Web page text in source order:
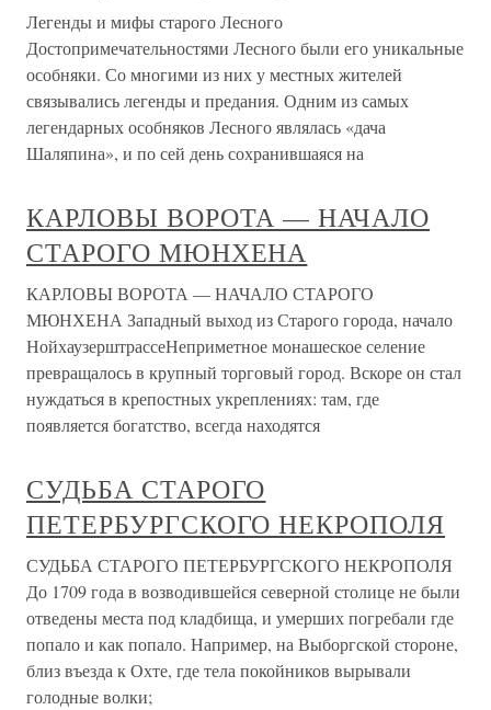
Легенды и мифы старого Лесного
Достопримечательностями Лесного были его уникальные
особняки. Со многими из них у местных жителей
связывались легенды и предания. Одним из самых
легендарных особняков Лесного являлась «дача
Шаляпина», и по сей день сохранившаяся на
КАРЛОВЫ ВОРОТА — НАЧАЛО
СТАРОГО МЮНХЕНА
КАРЛОВЫ ВОРОТА — НАЧАЛО СТАРОГО
МЮНХЕНА Западный выход из Старого города, начало
НойхаузерштрассеНеприметное монашеское селение
превращалось в крупный торговый город. Вскоре он стал
нуждаться в крепостных укреплениях: там, где
появляется богатство, всегда находятся
СУДЬБА СТАРОГО
ПЕТЕРБУРГСКОГО НЕКРОПОЛЯ
СУДЬБА СТАРОГО ПЕТЕРБУРГСКОГО НЕКРОПОЛЯ
До 1709 года в возводившейся северной столице не были
отведены места под кладбища, и умерших погребали где
попало и как попало. Например, на Выборгской стороне,
близ въезда к Охте, где тела покойников вырывали
голодные волки;